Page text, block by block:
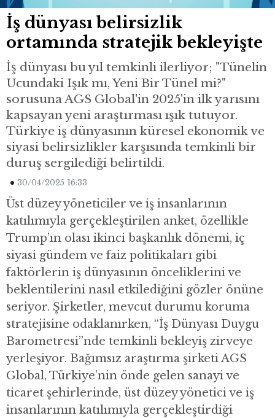
İş dünyası belirsizlik
ortamında stratejik bekleyişte
İş dünyası bu yıl temkinli ilerliyor; "Tünelin
Ucundaki Işık mı, Yeni Bir Tünel mi?"
sorusuna AGS Global'in 2025'in ilk yarısını
kapsayan yeni araştırması ışık tutuyor.
Türkiye iş dünyasının küresel ekonomik ve
siyasi belirsizlikler karşısında temkinli bir
duruş sergilediği belirtildi.
30/04/2025 16:33
Üst düzey yöneticiler ve iş insanlarının
katılımıyla gerçekleştirilen anket, özellikle
Trump’ın olası ikinci başkanlık dönemi, iç
siyasi gündem ve faiz politikaları gibi
faktörlerin iş dünyasının önceliklerini ve
beklentilerini nasıl etkilediğini gözler önüne
seriyor. Şirketler, mevcut durumu koruma
stratejisine odaklanırken, “İş Dünyası Duygu
Barometresi”nde temkinli bekleyiş zirveye
yerleşiyor. Bağımsız araştırma şirketi AGS
Global, Türkiye’nin önde gelen sanayi ve
ticaret şehirlerinde, üst düzey yönetici ve iş
insanlarının katılımıyla gerçekleştirdiği